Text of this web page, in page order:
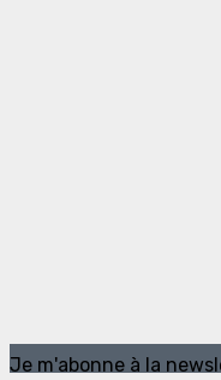
Je m'abonne à la